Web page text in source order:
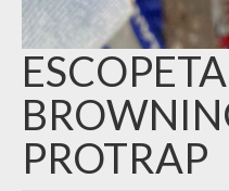
ESCOPETA
PROTRAP